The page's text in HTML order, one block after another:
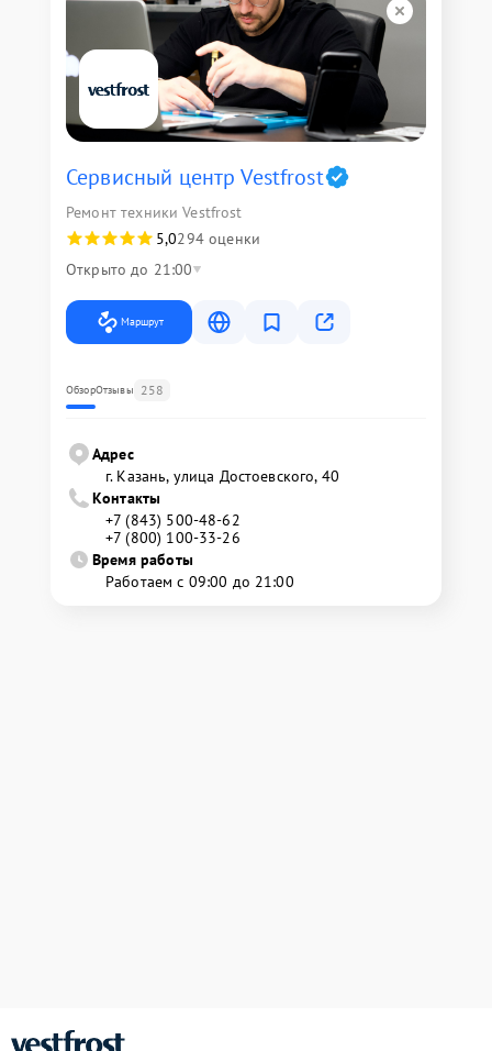
Сервисный центр Vestfrost
Ремонт техники Vestfrost
5,0294 оценки
Открыто до 21:00
Маршрут
ОбзорОтзывы 258
Адрес
г. Казань, улица Достоевского, 40
Контакты
+7 (843) 500-48-62
+7 (800) 100-33-26
Время работы
Работаем с 09:00 до 21:00